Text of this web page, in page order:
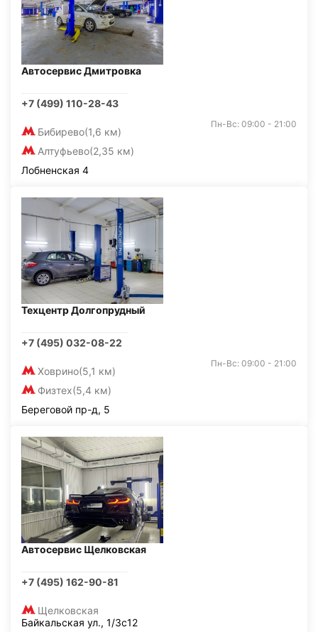
Автосервис Дмитровка
+7 (499) 110-28-43
Бибирево(1,6 км)
Алтуфьево(2,35 км)
Пн-Вс: 09:00 - 21:00
Лобненская 4
Техцентр Долгопрудный
+7 (495) 032-08-22
Ховрино(5,1 км)
Физтех(5,4 км)
Пн-Вс: 09:00 - 21:00
Береговой пр-д, 5
Автосервис Щелковская
+7 (495) 162-90-81
Щелковская
Байкальская ул., 1/3с12